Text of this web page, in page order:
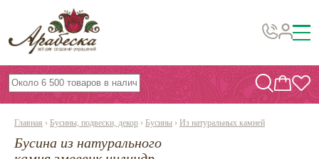
Бусины, подвески, декор
Бисер
Главная › Бусины, подвески, декор › Бусины › Из натуральных камней
Бусина из натурального